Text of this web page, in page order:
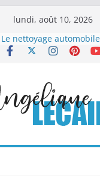
lundi, août 10, 2026
Le nettoyage
redonner éclat et valeur
choix malin pour
compliquer
Comment la chapelure
personnalisée
Columbarium moderne
quand l’art rencontre